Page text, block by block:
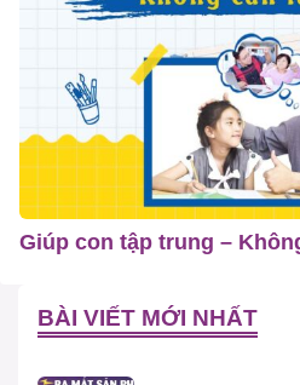
Giúp con tập trung –
BÀI VIẾT MỚI NHẤT